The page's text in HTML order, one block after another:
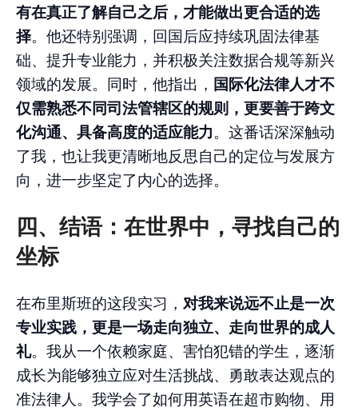
有在真正了解自己之后，才能做出更合适的选
择。他还特别强调，回国后应持续巩固法律基
础、提升专业能力，并积极关注数据合规等新兴
领域的发展。同时，他指出， 国际化法律人才不
仅需熟悉不同司法管辖区的规则，更要善于跨文
化沟通、具备高度的适应能力。这番话深深触动
了我，也让我更清晰地反思自己的定位与发展方
向，进一步坚定了内心的选择。
四、结语：在世界中， 寻找自己的
坐标
在布里斯班的这段实习， 对我来说远不止是一次
专业实践，更是一场走向独立、走向世界的成人
礼。我从一个依赖家庭、害怕犯错的学生，逐渐
成长为能够独立应对生活挑战、勇敢表达观点的
准法律人。我学会了如何用英语在超市购物、用